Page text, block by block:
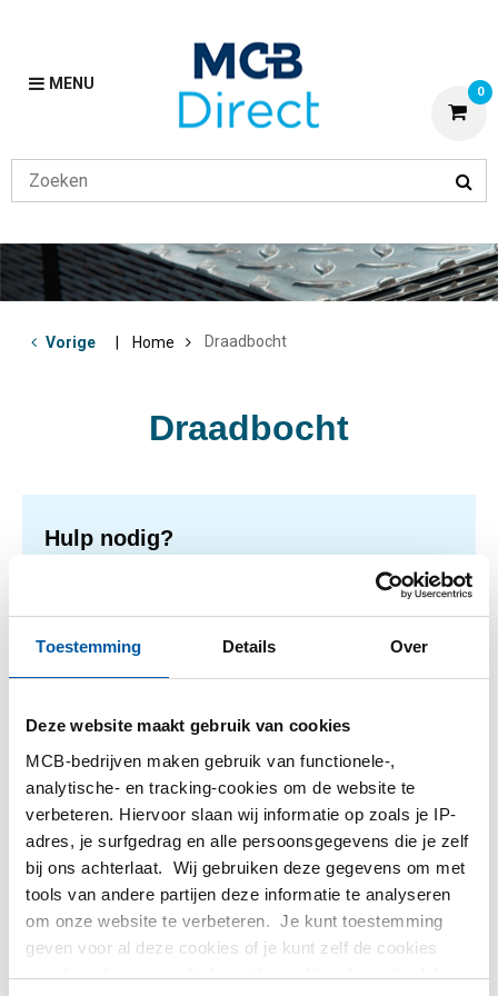
Toestemming Details Over
Deze website maakt gebruik van cookies
MCB-bedrijven maken gebruik van functionele-,
analytische- en tracking-cookies om de website te
verbeteren. Hiervoor slaan wij informatie op zoals je IP-
adres, je surfgedrag en alle persoonsgegevens die je zelf
bij ons achterlaat. Wij gebruiken deze gegevens om met
tools van andere partijen deze informatie te analyseren
om onze website te verbeteren. Je kunt toestemming
geven voor al deze cookies of je kunt zelf de cookies
instellen als je niet wilt dat wij bepaalde informatie delen.
MENU 0
Vorige Home Draadbocht
Draadbocht
Hulp nodig?
Meer informatie over de soorten alumunium platen.
1 -1van
op
pagina
Filteren